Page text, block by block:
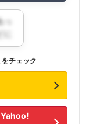
チェック
Yahoo!